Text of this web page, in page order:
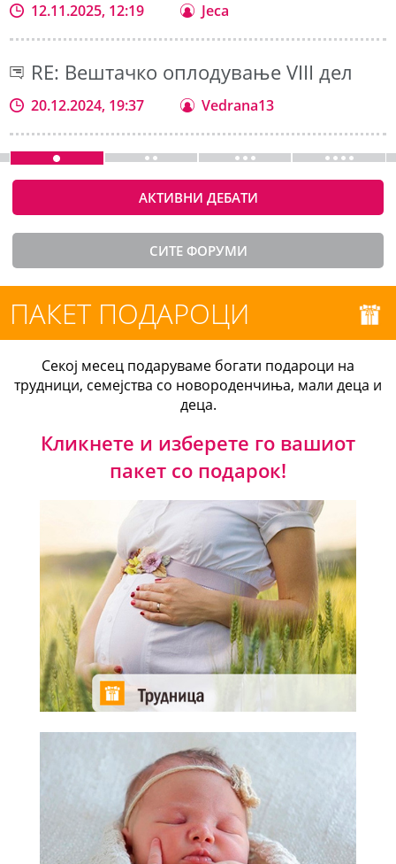
12.11.2025, 12:19 Jeca
RE: Вештачко оплодување VIII дел
20.12.2024, 19:37 Vedrana13
АКТИВНИ ДЕБАТИ
СИТЕ ФОРУМИ
ПАКЕТ ПОДАРОЦИ
Секој месец подаруваме богати подароци на
трудници, семејства со новороденчиња, мали деца и
деца.
Кликнете и изберете го вашиот
пакет со подарок!